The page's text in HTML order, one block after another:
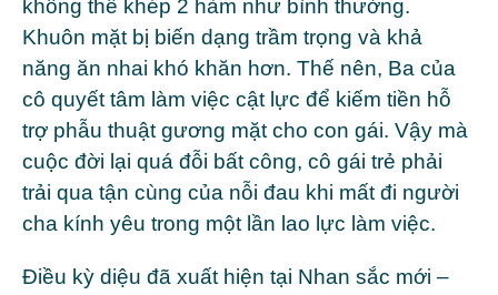
không thể khép 2 hàm như bình thường.
Khuôn mặt bị biến dạng trầm trọng và khả
năng ăn nhai khó khăn hơn. Thế nên, Ba của
cô quyết tâm làm việc cật lực để kiếm tiền hỗ
trợ phẫu thuật gương mặt cho con gái. Vậy mà
cuộc đời lại quá đỗi bất công, cô gái trẻ phải
trải qua tận cùng của nỗi đau khi mất đi người
cha kính yêu trong một lần lao lực làm việc.
Điều kỳ diệu đã xuất hiện tại Nhan sắc mới –